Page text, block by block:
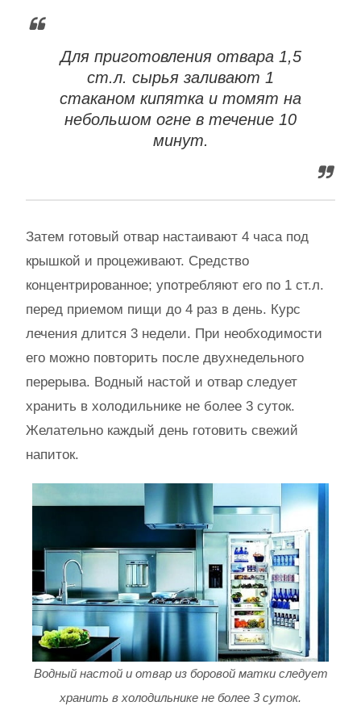
Для приготовления отвара 1,5
ст.л. сырья заливают 1
стаканом кипятка и томят на
небольшом огне в течение 10
минут.
Затем готовый отвар настаивают 4 часа под
крышкой и процеживают. Средство
концентрированное; употребляют его по 1 ст.л.
перед приемом пищи до 4 раз в день. Курс
лечения длится 3 недели. При необходимости
его можно повторить после двухнедельного
перерыва. Водный настой и отвар следует
хранить в холодильнике не более 3 суток.
Желательно каждый день готовить свежий
напиток.
Водный настой и отвар из боровой матки следует
хранить в холодильнике не более 3 суток.